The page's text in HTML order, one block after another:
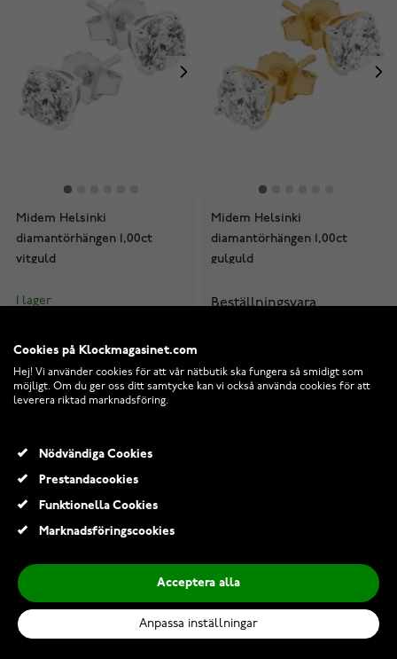
Midem Helsinki
diamantörhängen 1,00ct
vitguld
I lager
14 245,00 Kr
Midem Helsinki
diamantörhängen 1,00ct
gulguld
Beställningsvara
-30% -35%
Cookies på Klockmagasinet.com
Hej! Vi använder cookies för att vår nätbutik ska fungera så smidigt som
möjligt. Om du ger oss ditt samtycke kan vi också använda cookies för att
leverera riktad marknadsföring.
Nödvändiga Cookies
Prestandacookies
Funktionella Cookies
Marknadsföringscookies
Acceptera alla
Anpassa inställningar